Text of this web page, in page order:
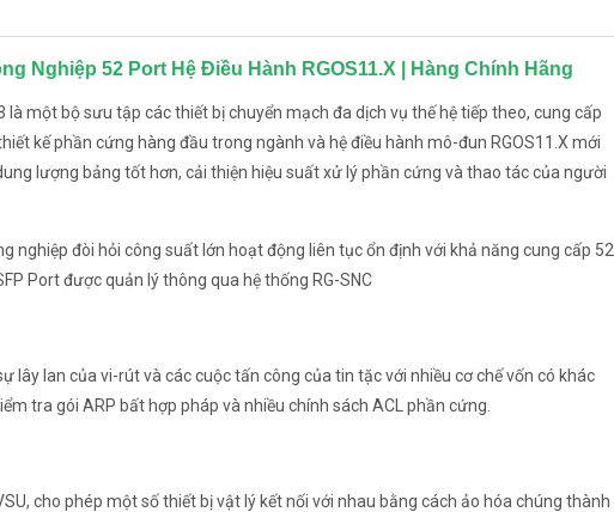
Nghiệp 52 Port Hệ Điều Hành RGOS11.X | Hàng Chính Hãng
là một bộ sưu tập các thiết bị chuyển mạch đa dịch vụ thế hệ tiếp theo, cung cấp
kế phần cứng hàng đầu trong ngành và hệ điều hành mô-đun RGOS11.X mới
lượng bảng tốt hơn, cải thiện hiệu suất xử lý phần cứng và thao tác của người
nghiệp đòi hỏi công suất lớn hoạt động liên tục ổn định với khả năng cung cấp 52
Port được quản lý thông qua hệ thống RG-SNC
lây lan của vi-rút và các cuộc tấn công của tin tặc với nhiều cơ chế vốn có khác
tra gói ARP bất hợp pháp và nhiều chính sách ACL phần cứng.
cho phép một số thiết bị vật lý kết nối với nhau bằng cách ảo hóa chúng thành